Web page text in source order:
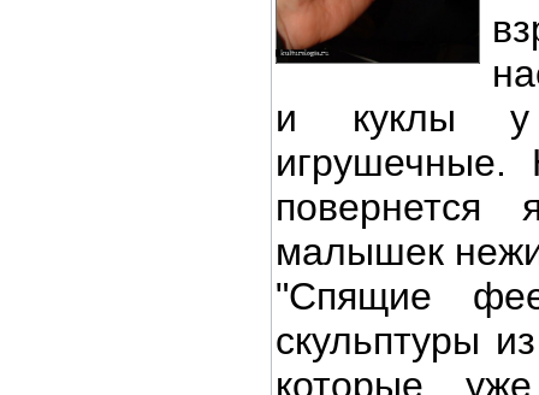
и куклы
игрушечные.
повернется
малышек
"Спящие
скульптуры
которые